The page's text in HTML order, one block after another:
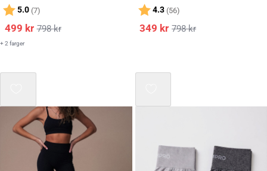
Karakter:
5.0 (7)
798kr
499 kr
+ 2 farger
Karakter:
4.3(56)
798kr
349 kr